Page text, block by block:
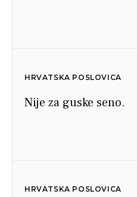
HRVATSKA POSLOVICA
Nije za guske seno.
HRVATSKA POSLOVICA